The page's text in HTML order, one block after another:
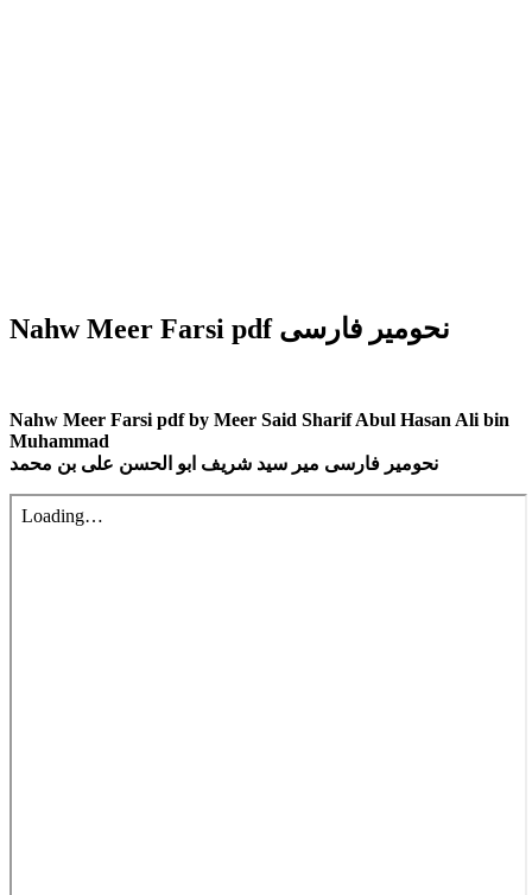
Nahw Meer Farsi pdf نحومیر فارسی
Nahw Meer Farsi pdf by Meer Said Sharif Abul Hasan Ali bin
Muhammad
نحومیر فارسی میر سید شریف ابو الحسن علی بن محمد